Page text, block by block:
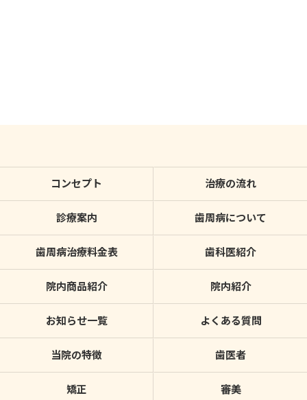
コンセプト 治療の流れ
診療案内 歯周病について
歯周病治療料金表 歯科医紹介
院内商品紹介 院内紹介
お知らせ一覧 よくある質問
当院の特徴 歯医者
矯正 審美